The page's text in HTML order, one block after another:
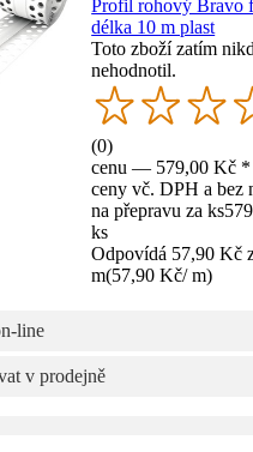
Profil rohový Bravo
délka 10 m plast
Toto zboží zatím
nehodnotil.
(0)
cenu — 579,00 Kč *
ceny vč. DPH a bez
na přepravu za ks
ks
Odpovídá 57,90 Kč
m(57,90 Kč/ m)
line
v prodejně